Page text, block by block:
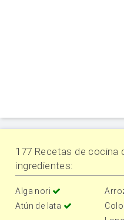
177 Recetas de cocina
ingredientes:
Alga nori
Atún de lata